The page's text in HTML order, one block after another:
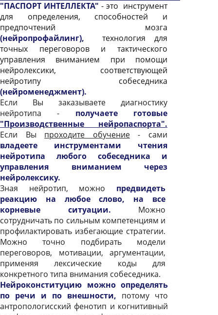
"ПАСПОРТ ИНТЕЛЛЕКТА" - это инструмент
для определения, способностей и
предпочтений мозга
(нейропрофайлинг),технология для
точных переговоров и тактического
управления вниманием при помощи
нейролексики, соответствующей
нейротипу собеседника
(нейроменеджмент).
Если Вы заказываете диагностику
нейротипа -получаете готовые
"Производственные нейропаспорта".
Если Выпроходите обучение - сами
владеете инструментами чтения
нейротипа любого собеседника и
управления вниманием через
нейролексику.
Зная нейротип, можнопредвидеть
реакцию на любое слово, на все
корневые ситуации.Можно
сотрудничать по сильным компетенциям и
профилактировать избегающие стратегии.
Можно точно подбирать модели
переговоров, мотивации, аргументации,
применяя лексические коды для
конкретного типа внимания собеседника.
Нейроконституцию можно определять
по речи и по внешности,потому что
антропологисский фенотип и когнитивный